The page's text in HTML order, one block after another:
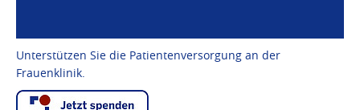
Unterstützen Sie die Patientenversorgung an der
Frauenklinik.